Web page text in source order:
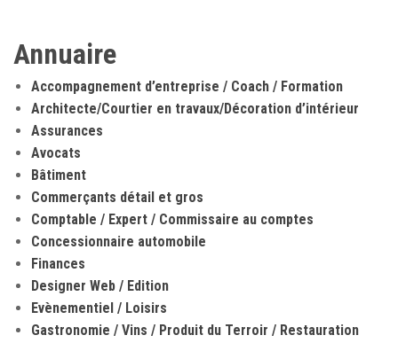
Annuaire
Accompagnement d’entreprise / Coach / Formation
Architecte/Courtier en travaux/Décoration d’intérieur
Assurances
Avocats
Bâtiment
Commerçants détail et gros
Comptable / Expert / Commissaire au comptes
Concessionnaire automobile
Finances
Designer Web / Edition
Evènementiel / Loisirs
Gastronomie / Vins / Produit du Terroir / Restauration